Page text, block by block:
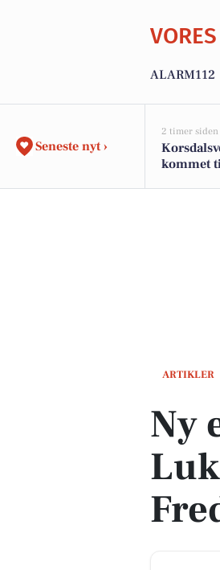
ALARM112
Seneste nyt ›
2 timer siden |
kommet
ARTIKLER
Ny
Ny